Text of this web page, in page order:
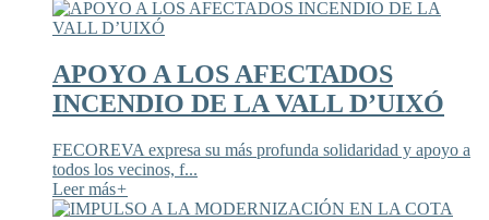
APOYO A LOS AFECTADOS
INCENDIO DE LA VALL D’UIXÓ
FECOREVA expresa su más profunda solidaridad y apoyo a
todos los vecinos, f...
Leer más+